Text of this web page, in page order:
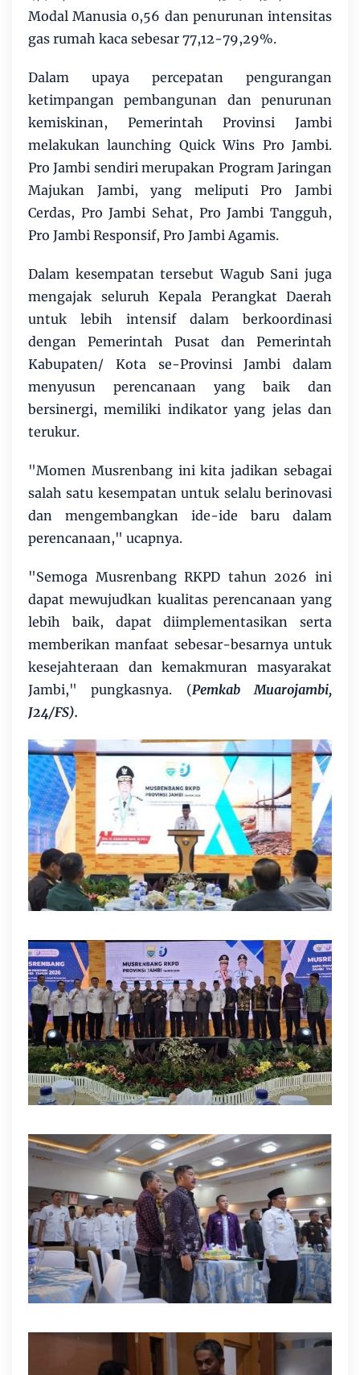
Modal Manusia 0,56 dan penurunan intensitas
gas rumah kaca sebesar 77,12-79,29%.
Dalam upaya percepatan pengurangan
ketimpangan pembangunan dan penurunan
kemiskinan, Pemerintah Provinsi Jambi
melakukan launching Quick Wins Pro Jambi.
Pro Jambi sendiri merupakan Program Jaringan
Majukan Jambi, yang meliputi Pro Jambi
Cerdas, Pro Jambi Sehat, Pro Jambi Tangguh,
Pro Jambi Responsif, Pro Jambi Agamis.
Dalam kesempatan tersebut Wagub Sani juga
mengajak seluruh Kepala Perangkat Daerah
untuk lebih intensif dalam berkoordinasi
dengan Pemerintah Pusat dan Pemerintah
Kabupaten/ Kota se-Provinsi Jambi dalam
menyusun perencanaan yang baik dan
bersinergi, memiliki indikator yang jelas dan
terukur.
"Momen Musrenbang ini kita jadikan sebagai
salah satu kesempatan untuk selalu berinovasi
dan mengembangkan ide-ide baru dalam
perencanaan," ucapnya.
"Semoga Musrenbang RKPD tahun 2026 ini
dapat mewujudkan kualitas perencanaan yang
lebih baik, dapat diimplementasikan serta
memberikan manfaat sebesar-besarnya untuk
kesejahteraan dan kemakmuran masyarakat
Jambi," pungkasnya. (Pemkab Muarojambi,
J24/FS).